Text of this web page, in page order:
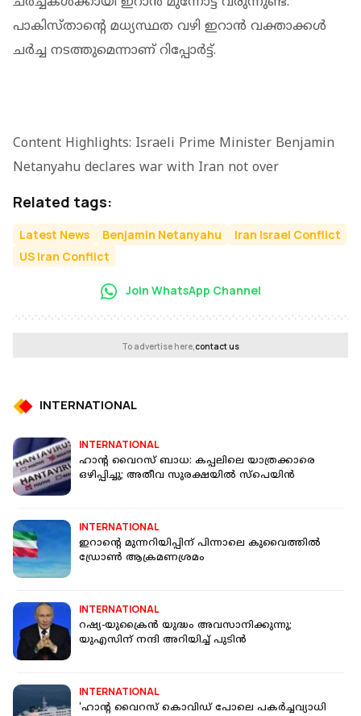
പാകിസ്താൻ്റെ മധ്യസ്ഥത വഴി ഇറാൻ വക്താക്കൾ
ചർച്ച നടത്തുമെന്നാണ് റിപ്പോർട്ട്.
Content Highlights: Israeli Prime Minister Benjamin
Netanyahu declares war with Iran not over
Related tags:
Latest News Benjamin Netanyahu
Iran Israel Conflict
US Iran Conflict
Join WhatsApp Channel
To advertise here,contact us
INTERNATIONAL
INTERNATIONAL
ഹാൻ്റ വൈറസ് ബാധ: കപ്പലിലെ യാത്രക്കാരെ
ഒഴിപ്പിച്ചു; അതീവ സുരക്ഷയിൽ സ്പെയിൻ
INTERNATIONAL
ഇറാന്റെ മുന്നറിയിപ്പിന് പിന്നാലെ കുവൈത്തിൽ
ഡ്രോൺ ആക്രമണശ്രമം
INTERNATIONAL
റഷ്യ-യുക്രൈൻ യുദ്ധം അവസാനിക്കുന്നു;
യുഎസിന് നന്ദി അറിയിച്ച് പുടിന്‍
INTERNATIONAL
'ഹാൻ്റ വൈറസ് കൊവിഡ് പോലെ പകർച്ചവ്യാധി